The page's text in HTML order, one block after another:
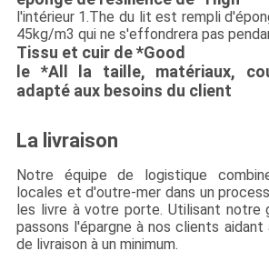
l'intérieur 1.The du lit est rempli
45kg/m3 qui ne s'effondrera pas
Tissu et cuir de *Good
le *All la taille, matériaux,
adapté aux besoins du client
La livraison
Notre équipe de logistique
locales et d'outre-mer dans un
les livre à votre porte. Utilisant notre
passons l'épargne à nos clients
de livraison à un minimum.